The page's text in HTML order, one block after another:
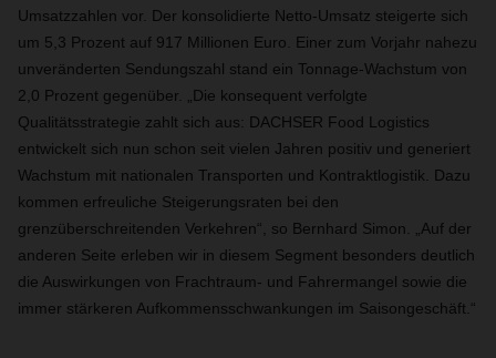
Umsatzzahlen vor. Der konsolidierte Netto-Umsatz steigerte sich
um 5,3 Prozent auf 917 Millionen Euro. Einer zum Vorjahr nahezu
unveränderten Sendungszahl stand ein Tonnage-Wachstum von
2,0 Prozent gegenüber. „Die konsequent verfolgte
Qualitätsstrategie zahlt sich aus: DACHSER Food Logistics
entwickelt sich nun schon seit vielen Jahren positiv und generiert
Wachstum mit nationalen Transporten und Kontraktlogistik. Dazu
kommen erfreuliche Steigerungsraten bei den
grenzüberschreitenden Verkehren“, so Bernhard Simon. „Auf der
anderen Seite erleben wir in diesem Segment besonders deutlich
die Auswirkungen von Frachtraum- und Fahrermangel sowie die
immer stärkeren Aufkommensschwankungen im Saisongeschäft.“